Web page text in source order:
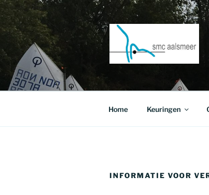
Ga
naar
de
inhoud
Home Keuringen
INFORMATIE VOOR